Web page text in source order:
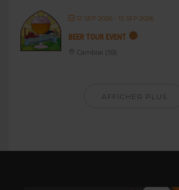
12 SEP 2026- 13 SEP 2026
BEER TOUR EVENT
Cambrai (59)
AFFICHER PLUS